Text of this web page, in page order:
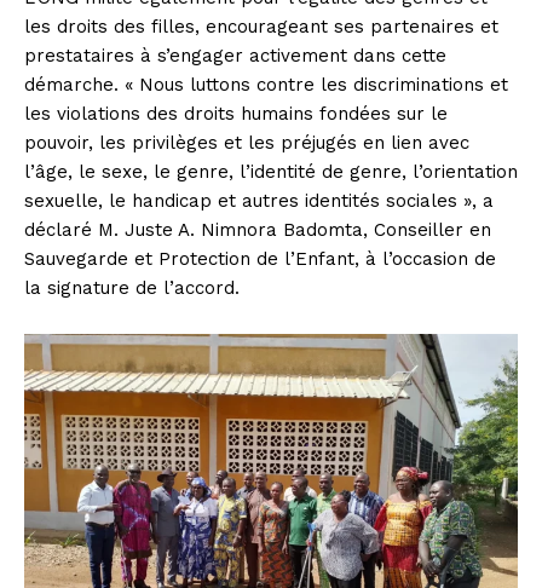
les droits des filles, encourageant ses partenaires et
prestataires à s’engager activement dans cette
démarche. « Nous luttons contre les discriminations et
les violations des droits humains fondées sur le
pouvoir, les privilèges et les préjugés en lien avec
l’âge, le sexe, le genre, l’identité de genre, l’orientation
sexuelle, le handicap et autres identités sociales », a
déclaré M. Juste A. Nimnora Badomta, Conseiller en
Sauvegarde et Protection de l’Enfant, à l’occasion de
la signature de l’accord.